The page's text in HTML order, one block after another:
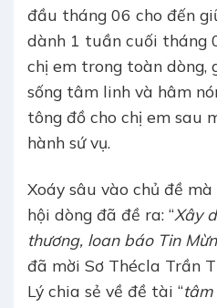
đầu tháng 06 cho đến
dành 1 tuần cuối tháng
chị em trong toàn dòng,
sống tâm linh và hâm
tông đồ cho chị em sau
hành sứ vụ.
Xoáy sâu vào chủ đề
hội dòng đã đề ra: “Xây
thương, loan báo Tin
đã mời Sơ Thécla Trần
Lý chia sẻ về đề tài “tâm